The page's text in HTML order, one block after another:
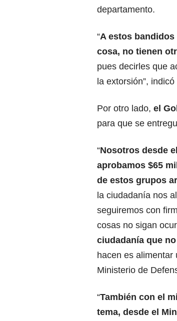
departamento.
“A estos
cosa, no tienen
pues decirles que
la extorsión”,
Por otro lado, el
para que se
“Nosotros desde
aprobamos $65
de estos grupos
la ciudadanía nos
seguiremos con
cosas no sigan
ciudadanía que
hacen es alimentar
Ministerio de
“También con el
tema, desde el